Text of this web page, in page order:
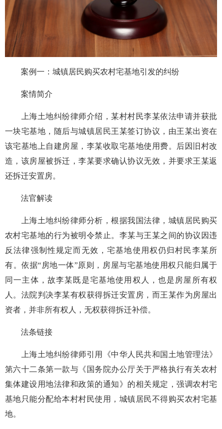
案例一：城镇居民购买农村宅基地引发的纠纷
案情简介
上海土地纠纷律师介绍，某村村民李某依法申请并获批
一块宅基地，随后与城镇居民王某签订协议，由王某出资在
该宅基地上自建房屋，李某收取宅基地使用费。后因旧村改
造，该房屋被拆迁，李某要求确认协议无效，并要求王某返
还拆迁安置房。
法官解读
上海土地纠纷律师分析，根据我国法律，城镇居民购买
农村宅基地的行为被明令禁止。李某与王某之间的协议因违
反法律强制性规定而无效，宅基地使用权仍归村民李某所
有。依据“房地一体”原则，房屋与宅基地使用权只能归属于
同一主体，故李某既是宅基地使用权人，也是房屋所有权
人。法院判决李某有权获得拆迁安置房，而王某作为房屋出
资者，并非所有权人，无权获得拆迁补偿。
法条链接
上海土地纠纷律师引用《中华人民共和国土地管理法》
第六十二条第一款与《国务院办公厅关于严格执行有关农村
集体建设用地法律和政策的通知》的相关规定，强调农村宅
基地只能分配给本村村民使用，城镇居民不得购买农村宅基
地。